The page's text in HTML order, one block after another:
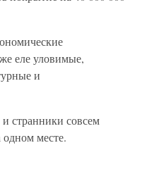
еле уловимые,
и
странники совсем
месте.